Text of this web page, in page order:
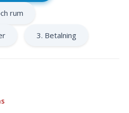
rum
3. Betalning